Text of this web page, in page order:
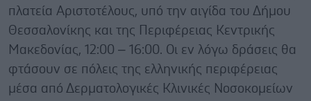
πλατεία Αριστοτέλους, υπό την αιγίδα του Δήμου
Θεσσαλονίκης και της Περιφέρειας Κεντρικής
Μακεδονίας, 12:00 – 16:00. Οι εν λόγω δράσεις θα
φτάσουν σε πόλεις της ελληνικής περιφέρειας
μέσα από Δερματολογικές Κλινικές Νοσοκομείων